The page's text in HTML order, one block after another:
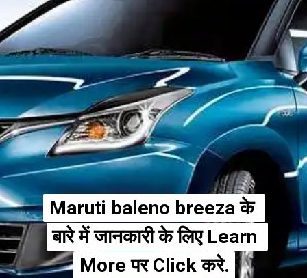
Maruti baleno breeza के
बारे में जानकारी के लिए Learn
More पर Click करे.
Maruti baleno breeza के
बारे में जानकारी के लिए Learn
More पर Click करे.